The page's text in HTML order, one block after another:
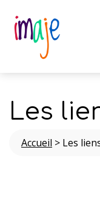
Les
Accueil > Les